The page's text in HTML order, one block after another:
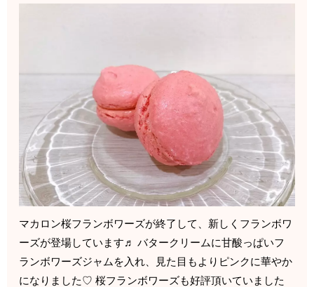
マカロン桜フランボワーズが終了して、新しくフランボワ
ーズが登場しています♬ バタークリームに甘酸っぱいフ
ランボワーズジャムを入れ、見た目もよりピンクに華やか
になりました♡ 桜フランボワーズも好評頂いていました